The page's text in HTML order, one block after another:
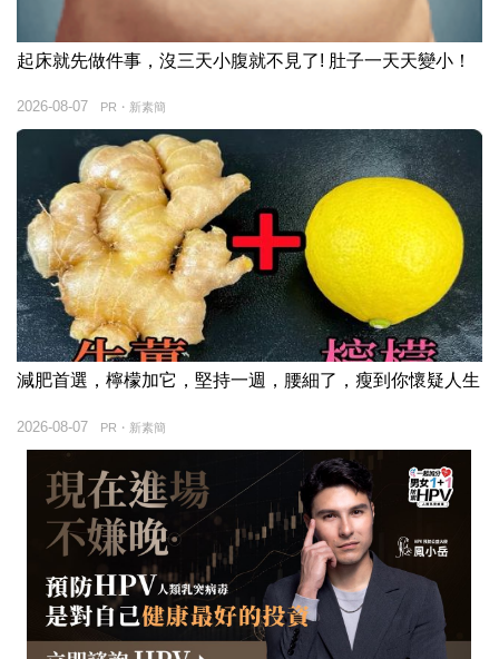
起床就先做件事，沒三天小腹就不見了! 肚子一天天變小！
PR・新素簡
2026-08-07
減肥首選，檸檬加它，堅持一週，腰細了，瘦到你懷疑人生
PR・新素簡
2026-08-07